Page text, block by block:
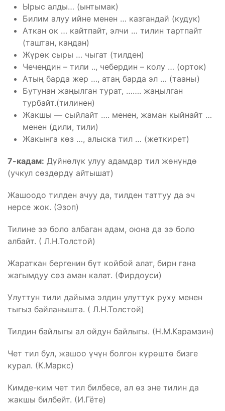
Ырыс алды… (ынтымак)
Билим алуу ийне менен … казгандай (кудук)
Аткан ок … кайтпайт, элчи … тилин тартпайт
(таштан, кандан)
Жүрөк сыры … чыгат (тилден)
Чечендин – тили .., чебердин – колу … (орток)
Атың барда жер …, атаң барда эл … (тааны)
Бутунан жаңылган турат, ……. жаңылган
турбайт.(тилинен)
Жакшы — сыйлайт …. менен, жаман кыйнайт …
менен (дили, тили)
Жакынга көз …, алыска тил … (жеткирет)
7-кадам: Дүйнөлүк улуу адамдар тил жөнүндө
(учкул сөздөрдү айтышат)
Жашоодо тилден ачуу да, тилден таттуу да эч
нерсе жок. (Эзоп)
Тилине ээ боло албаган адам, оюна да ээ боло
албайт. ( Л.Н.Толстой)
Жараткан бергенин бүт койбой алат, бирн гана
жагымдуу сөз аман калат. (Фирдоуси)
Улуттун тили дайыма элдин улуттук руху менен
тыгыз байланышта. ( Л.Н.Толстой)
Тилдин байлыгы ал ойдун байлыгы. (Н.М.Карамзин)
Чет тил бул, жашоо үчүн болгон күрөштө бизге
курал. (К.Маркс)
Кимде-ким чет тил билбесе, ал өз эне тилин да
жакшы билбейт. (И.Гёте)